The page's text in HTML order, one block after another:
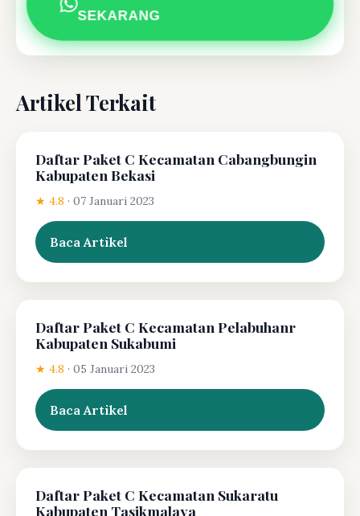
SEKARANG
Artikel Terkait
Daftar Paket C Kecamatan Cabangbungin
Kabupaten Bekasi
★ 4.8 · 07 Januari 2023
Baca Artikel
Daftar Paket C Kecamatan Pelabuhanr
Kabupaten Sukabumi
★ 4.8 · 05 Januari 2023
Baca Artikel
Daftar Paket C Kecamatan Sukaratu
Kabupaten Tasikmalaya